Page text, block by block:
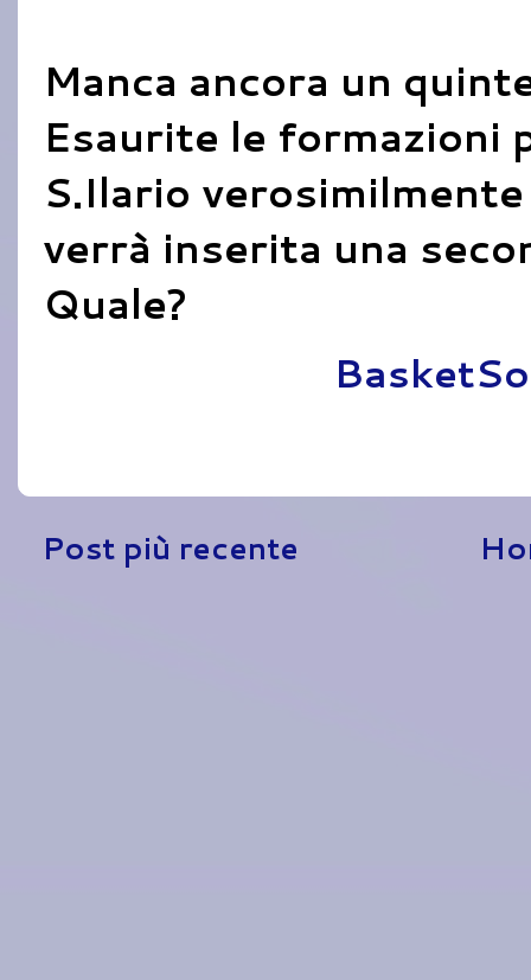
Manca ancora un
Esaurite le formazioni
S.Ilario
verrà inserita una
Quale?
Post più recente